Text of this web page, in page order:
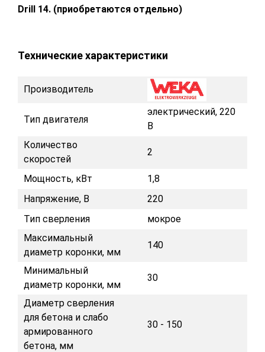
Drill 14. (приобретаются отдельно)
Технические характеристики
Производитель
Тип двигателя
электрический, 220
В
Количество
скоростей
2
Мощность, кВт
1,8
Напряжение, В
220
Тип сверления
мокрое
Максимальный
диаметр коронки, мм
140
Минимальный
диаметр коронки, мм
30
Диаметр сверления
для бетона и слабо
армированного
бетона, мм
30 - 150